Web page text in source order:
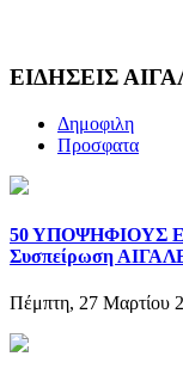
ΕΙΔΗΣΕΙΣ
Δημοφιλη
Προσφατα
50 ΥΠΟΨΗΦΙΟΥΣ
Συσπείρωση
Πέμπτη, 27 Μαρτίου